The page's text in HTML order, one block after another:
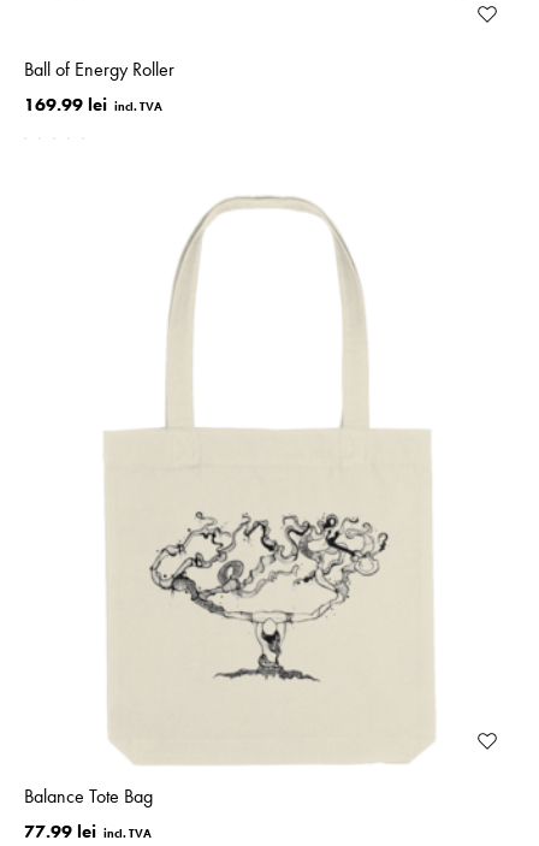
Ball of Energy Roller
169.99 lei
Balance Tote Bag
77.99 lei